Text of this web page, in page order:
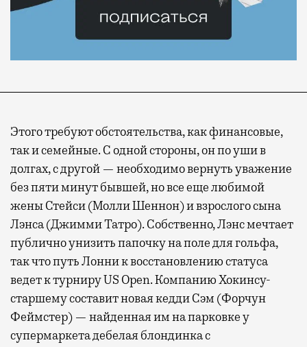
Современный путешественник часто берет
с собой не только чемодан, но и ноутбук.
А ожидание рейса все чаще превращается
не в потерянное время, а в возможность
спокойно закончить дела или спланировать
активности в путешествии, например
забронировать нужные билеты и рестораны.
Бизнес-зал становится местом, где можно
провести переговоры, поработать или просто
выпить кофе, наблюдая сквозь панорамные
окна за тем, как взлетают и садятся
Этого требуют обстоятельства, как финансовые,
так и семейные. С одной стороны, он по уши в
долгах, с другой — необходимо вернуть уважение
без пяти минут бывшей, но все еще любимой
жены Стейси (Молли Шеннон) и взрослого сына
Лэнса (Джимми Татро). Собственно, Лэнс мечтает
публично унизить папочку на поле для гольфа,
так что путь Лонни к восстановлению статуса
ведет к турниру US Open. Компанию Хокинсу-
старшему составит новая кедди Сэм (Форчун
Феймстер) — найденная им на парковке у
супермаркета дебелая блондинка с